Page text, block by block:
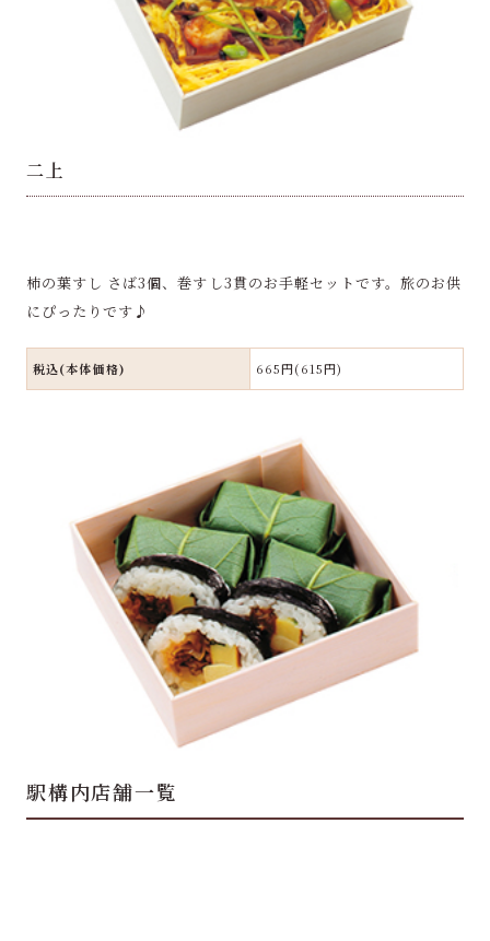
二上
柿の葉すし さば3個、巻すし3貫のお手軽セットです。旅のお供
にぴったりです♪
税込(本体価格) 665円(615円)
駅構内店舗一覧